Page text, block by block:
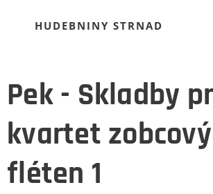
HUDEBNINY STRNAD
Pek - Skladby
kvartet
fléten 1